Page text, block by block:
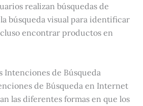
realizan búsquedas de
búsqueda visual para identificar
encontrar productos en
Intenciones de Búsqueda
de Búsqueda en Internet
las diferentes formas en que los